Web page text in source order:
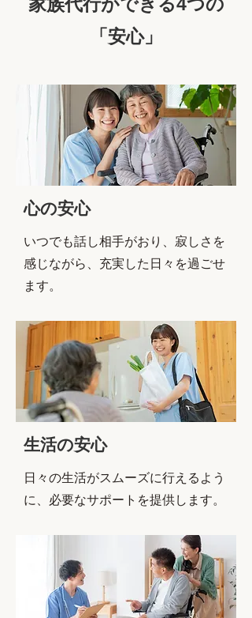
「安心」
心の安心
いつでも話し相手がおり、寂しさを
感じながら、充実した日々を過ごせ
ます。
生活の安心
日々の生活がスムーズに行えるよう
に、必要なサポートを提供します。